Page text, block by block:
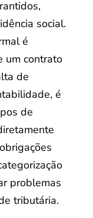
social.
é
um contrato
de
é
de
problemas
tributária.